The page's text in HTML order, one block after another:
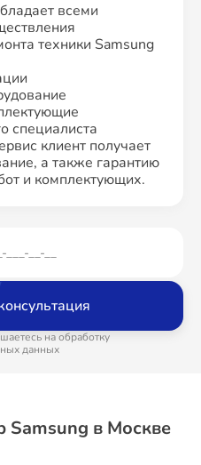
всеми
техники Samsung
специалиста
клиент получает
а также гарантию
и комплектующих.
на обработку
данных
Samsung в Москве